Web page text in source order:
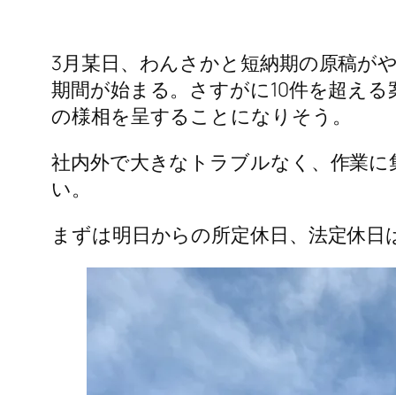
3月某日、わんさかと短納期の原稿が
期間が始まる。さすがに10件を超え
の様相を呈することになりそう。
社内外で大きなトラブルなく、作業
い。
まずは明日からの所定休日、法定休